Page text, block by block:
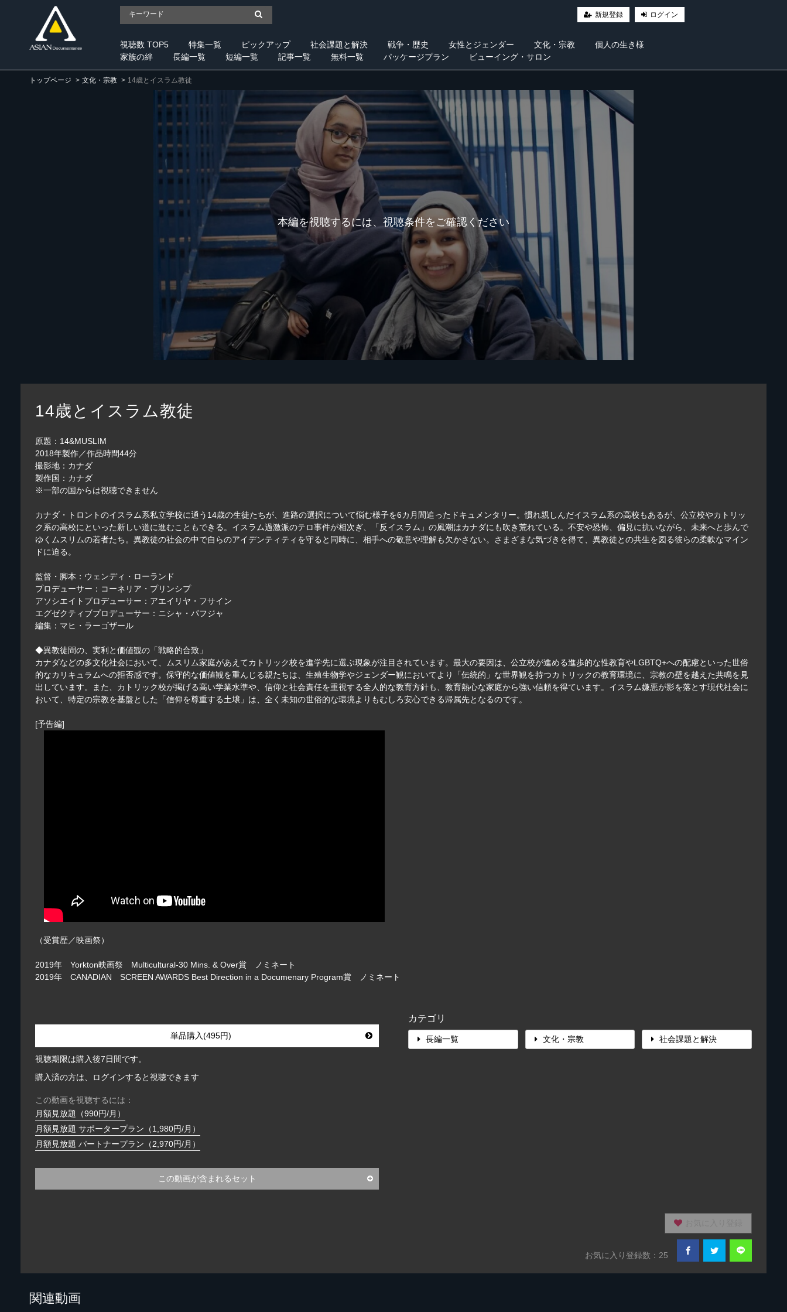
新規登録 ログイン
視聴数 TOP5 特集一覧 ピックアップ 社会課題と解決 戦争・歴史 女性とジェンダー 文化・宗教
個人の生き様
家族の絆
長編一覧 短編一覧 記事一覧 無料一覧 パッケージプラン ビューイング・サロン
トップページ 文化・宗教 14歳とイスラム教徒
本編を視聴するには、視聴条件をご確認ください
14歳とイスラム教徒
原題：14&MUSLIM
2018年製作／作品時間44分
撮影地：カナダ
製作国：カナダ
※一部の国からは視聴できません
カナダ・トロントのイスラム系私立学校に通う14歳の生徒たちが、進路の選択について悩む様子を6カ月間追ったドキュメンタリー。慣れ親しんだイスラム系の高校もあるが、公立校やカトリッ
ク系の高校にといった新しい道に進むこともできる。イスラム過激派のテロ事件が相次ぎ、「反イスラム」の風潮はカナダにも吹き荒れている。不安や恐怖、偏見に抗いながら、未来へと歩んで
ゆくムスリムの若者たち。異教徒の社会の中で自らのアイデンティティを守ると同時に、相手への敬意や理解も欠かさない。さまざまな気づきを得て、異教徒との共生を図る彼らの柔軟なマイン
ドに迫る。
監督・脚本：ウェンディ・ローランド
プロデューサー：コーネリア・プリンシプ
アソシエイトプロデューサー：アエイリヤ・フサイン
エグゼクティブプロデューサー：ニシャ・パフジャ
編集：マヒ・ラーゴザール
◆異教徒間の、実利と価値観の「戦略的合致」
カナダなどの多文化社会において、ムスリム家庭があえてカトリック校を進学先に選ぶ現象が注目されています。最大の要因は、公立校が進める進歩的な性教育やLGBTQ+への配慮といった世俗
的なカリキュラムへの拒否感です。保守的な価値観を重んじる親たちは、生殖生物学やジェンダー観においてより「伝統的」な世界観を持つカトリックの教育環境に、宗教の壁を越えた共鳴を見
出しています。また、カトリック校が掲げる高い学業水準や、信仰と社会責任を重視する全人的な教育方針も、教育熱心な家庭から強い信頼を得ています。イスラム嫌悪が影を落とす現代社会に
おいて、特定の宗教を基盤とした「信仰を尊重する土壌」は、全く未知の世俗的な環境よりもむしろ安心できる帰属先となるのです。
[予告編]
（受賞歴／映画祭）
2019年 Yorkton映画祭 Multicultural-30 Mins. & Over賞 ノミネート
2019年 CANADIAN SCREEN AWARDS Best Direction in a Documenary Program賞 ノミネート
単品購入(495円)
視聴期限は購入後7日間です。
購入済の方は、ログインすると視聴できます
この動画を視聴するには：
月額見放題（990円/月）
月額見放題 サポータープラン（1,980円/月）
月額見放題 パートナープラン（2,970円/月）
この動画が含まれるセット
カテゴリ
長編一覧 文化・宗教 社会課題と解決
お気に入り登録数：25
関連動画